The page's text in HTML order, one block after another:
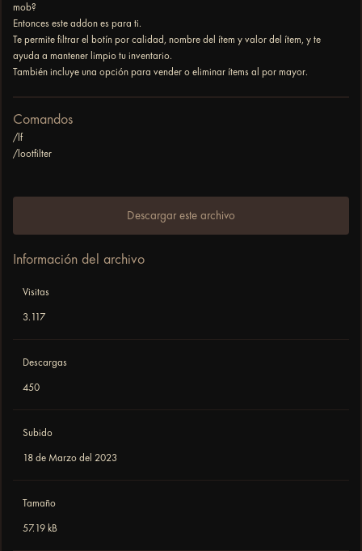
mob?
Entonces este addon es para ti.
Te permite filtrar el botín por calidad, nombre del ítem y valor del ítem, y te
ayuda a mantener limpio tu inventario.
También incluye una opción para vender o eliminar ítems al por mayor.
Comandos
/lf
/lootfilter
Descargar este archivo
Información del archivo
Visitas
3.117
Descargas
450
Subido
18 de Marzo del 2023
Tamaño
57.19 kB